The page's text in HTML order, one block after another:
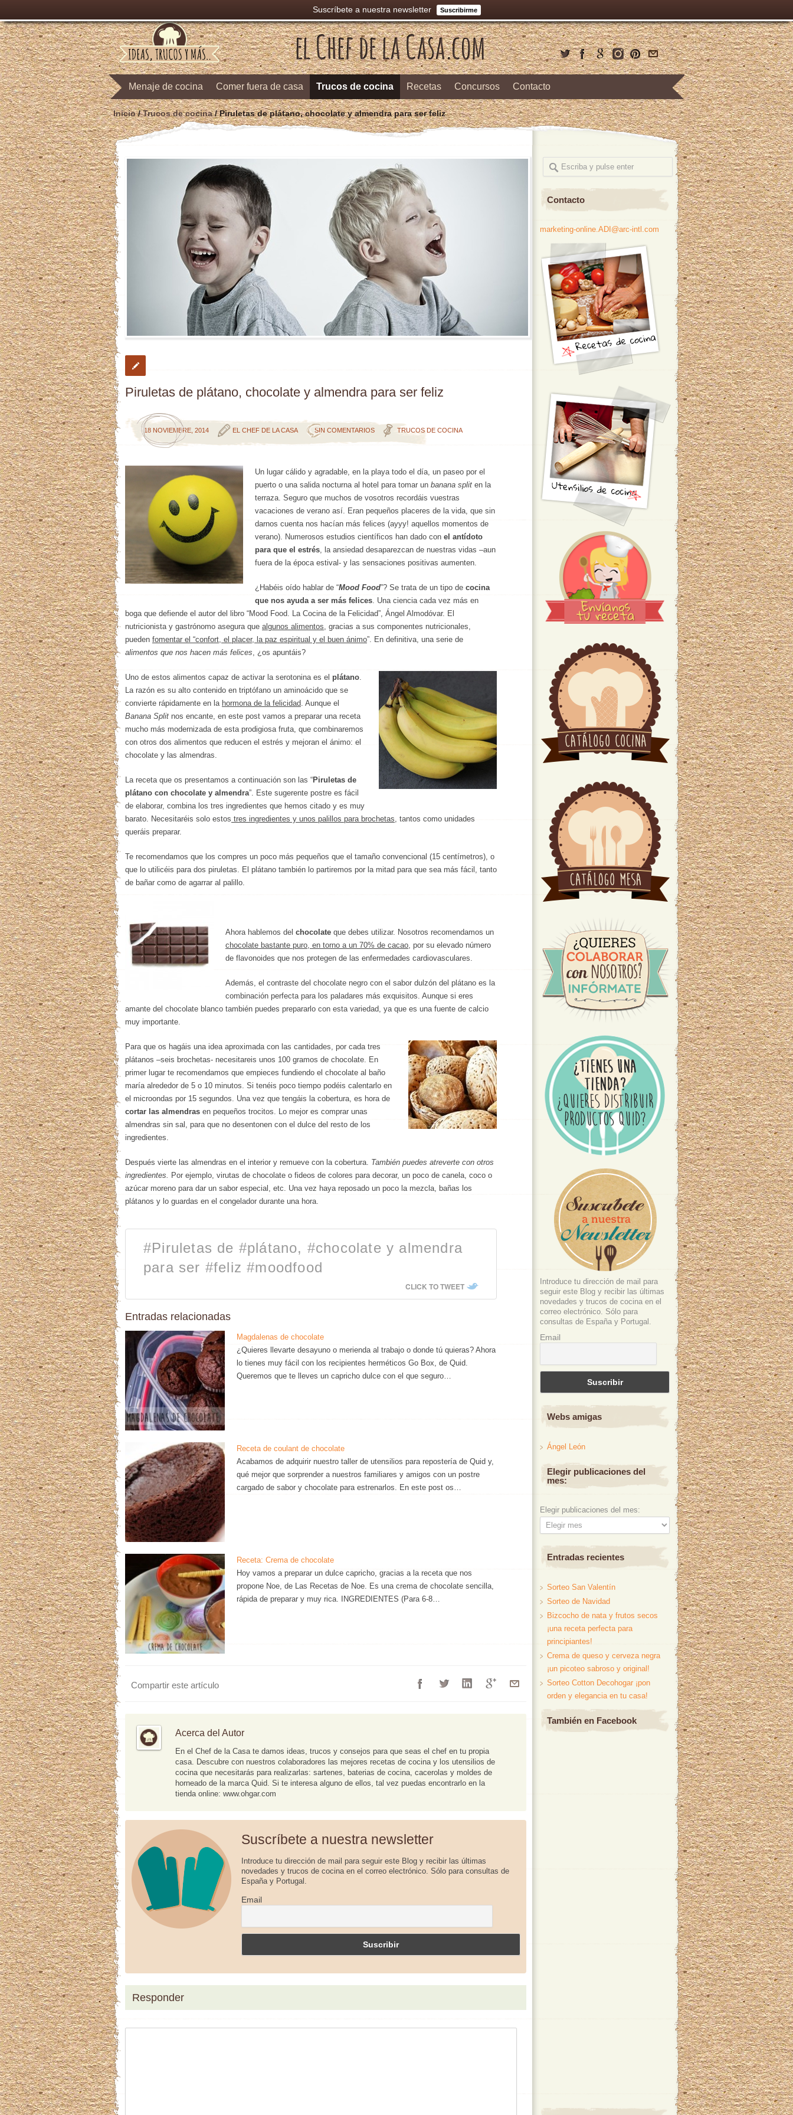
Suscríbete a nuestra newsletter Suscribirme
Menaje de cocina Comer fuera de casa Trucos de cocina Recetas Concursos Contacto
Inicio/Trucos de cocina/Piruletas de plátano, chocolate y almendra para ser feliz
Piruletas de plátano, chocolate y almendra para ser feliz
18 NOVIEMBRE, 2014 EL CHEF DE LA CASA SIN COMENTARIOS TRUCOS DE COCINA
Un lugar cálido y agradable, en la playa todo el día, un paseo por el
puerto o una salida nocturna al hotel para tomar un banana split en la
terraza. Seguro que muchos de vosotros recordáis vuestras
vacaciones de verano así. Eran pequeños placeres de la vida, que sin
darnos cuenta nos hacían más felices (ayyy! aquellos momentos de
verano). Numerosos estudios científicos han dado con el antídoto
para que el estrés, la ansiedad desaparezcan de nuestras vidas –aun
fuera de la época estival- y las sensaciones positivas aumenten.
¿Habéis oído hablar de “Mood Food”? Se trata de un tipo de cocina
que nos ayuda a ser más felices. Una ciencia cada vez más en
boga que defiende el autor del libro “Mood Food. La Cocina de la Felicidad”, Ángel Almodóvar. El
nutricionista y gastrónomo asegura que algunos alimentos, gracias a sus componentes nutricionales,
pueden fomentar el “confort, el placer, la paz espiritual y el buen ánimo”. En definitiva, una serie de
alimentos que nos hacen más felices, ¿os apuntáis?
Uno de estos alimentos capaz de activar la serotonina es el plátano.
La razón es su alto contenido en triptófano un aminoácido que se
convierte rápidamente en la hormona de la felicidad. Aunque el
Banana Split nos encante, en este post vamos a preparar una receta
mucho más modernizada de esta prodigiosa fruta, que combinaremos
con otros dos alimentos que reducen el estrés y mejoran el ánimo: el
chocolate y las almendras.
La receta que os presentamos a continuación son las “Piruletas de
plátano con chocolate y almendra”. Este sugerente postre es fácil
de elaborar, combina los tres ingredientes que hemos citado y es muy
barato. Necesitaréis solo estos tres ingredientes y unos palillos para brochetas, tantos como unidades
queráis preparar.
Te recomendamos que los compres un poco más pequeños que el tamaño convencional (15 centímetros), o
que lo utilicéis para dos piruletas. El plátano también lo partiremos por la mitad para que sea más fácil, tanto
de bañar como de agarrar al palillo.
Ahora hablemos del chocolate que debes utilizar. Nosotros recomendamos un
chocolate bastante puro, en torno a un 70% de cacao, por su elevado número
de flavonoides que nos protegen de las enfermedades cardiovasculares.
Además, el contraste del chocolate negro con el sabor dulzón del plátano es la
combinación perfecta para los paladares más exquisitos. Aunque si eres
amante del chocolate blanco también puedes prepararlo con esta variedad, ya que es una fuente de calcio
muy importante.
Para que os hagáis una idea aproximada con las cantidades, por cada tres
plátanos –seis brochetas- necesitareis unos 100 gramos de chocolate. En
primer lugar te recomendamos que empieces fundiendo el chocolate al baño
maría alrededor de 5 o 10 minutos. Si tenéis poco tiempo podéis calentarlo en
el microondas por 15 segundos. Una vez que tengáis la cobertura, es hora de
cortar las almendras en pequeños trocitos. Lo mejor es comprar unas
almendras sin sal, para que no desentonen con el dulce del resto de los
ingredientes.
Después vierte las almendras en el interior y remueve con la cobertura. También puedes atreverte con otros
ingredientes. Por ejemplo, virutas de chocolate o fideos de colores para decorar, un poco de canela, coco o
azúcar moreno para dar un sabor especial, etc. Una vez haya reposado un poco la mezcla, bañas los
plátanos y lo guardas en el congelador durante una hora.
#Piruletas de #plátano, #chocolate y almendra
para ser #feliz #moodfood
CLICK TO TWEET
Entradas relacionadas
Magdalenas de chocolate
¿Quieres llevarte desayuno o merienda al trabajo o donde tú quieras? Ahora
lo tienes muy fácil con los recipientes herméticos Go Box, de Quid.
Queremos que te lleves un capricho dulce con el que seguro…
Receta de coulant de chocolate
Acabamos de adquirir nuestro taller de utensilios para repostería de Quid y,
qué mejor que sorprender a nuestros familiares y amigos con un postre
cargado de sabor y chocolate para estrenarlos. En este post os…
Receta: Crema de chocolate
Hoy vamos a preparar un dulce capricho, gracias a la receta que nos
propone Noe, de Las Recetas de Noe. Es una crema de chocolate sencilla,
rápida de preparar y muy rica. INGREDIENTES (Para 6-8…
Compartir este artículo
Acerca del Autor
En el Chef de la Casa te damos ideas, trucos y consejos para que seas el chef en tu propia
casa. Descubre con nuestros colaboradores las mejores recetas de cocina y los utensilios de
cocina que necesitarás para realizarlas: sartenes, baterias de cocina, cacerolas y moldes de
horneado de la marca Quid. Si te interesa alguno de ellos, tal vez puedas encontrarlo en la
tienda online: www.ohgar.com
Suscríbete a nuestra newsletter
Introduce tu dirección de mail para seguir este Blog y recibir las últimas
novedades y trucos de cocina en el correo electrónico. Sólo para consultas de
España y Portugal.
Email
Responder
Contacto
marketing-online.ADI@arc-intl.com
Introduce tu dirección de mail para
seguir este Blog y recibir las últimas
novedades y trucos de cocina en el
correo electrónico. Sólo para
consultas de España y Portugal.
Email
Webs amigas
Ángel León
Elegir publicaciones del
mes:
Elegir publicaciones del mes:
Entradas recientes
Sorteo San Valentín
Sorteo de Navidad
Bizcocho de nata y frutos secos
¡una receta perfecta para
principiantes!
Crema de queso y cerveza negra
¡un picoteo sabroso y original!
Sorteo Cotton Decohogar ¡pon
orden y elegancia en tu casa!
También en Facebook